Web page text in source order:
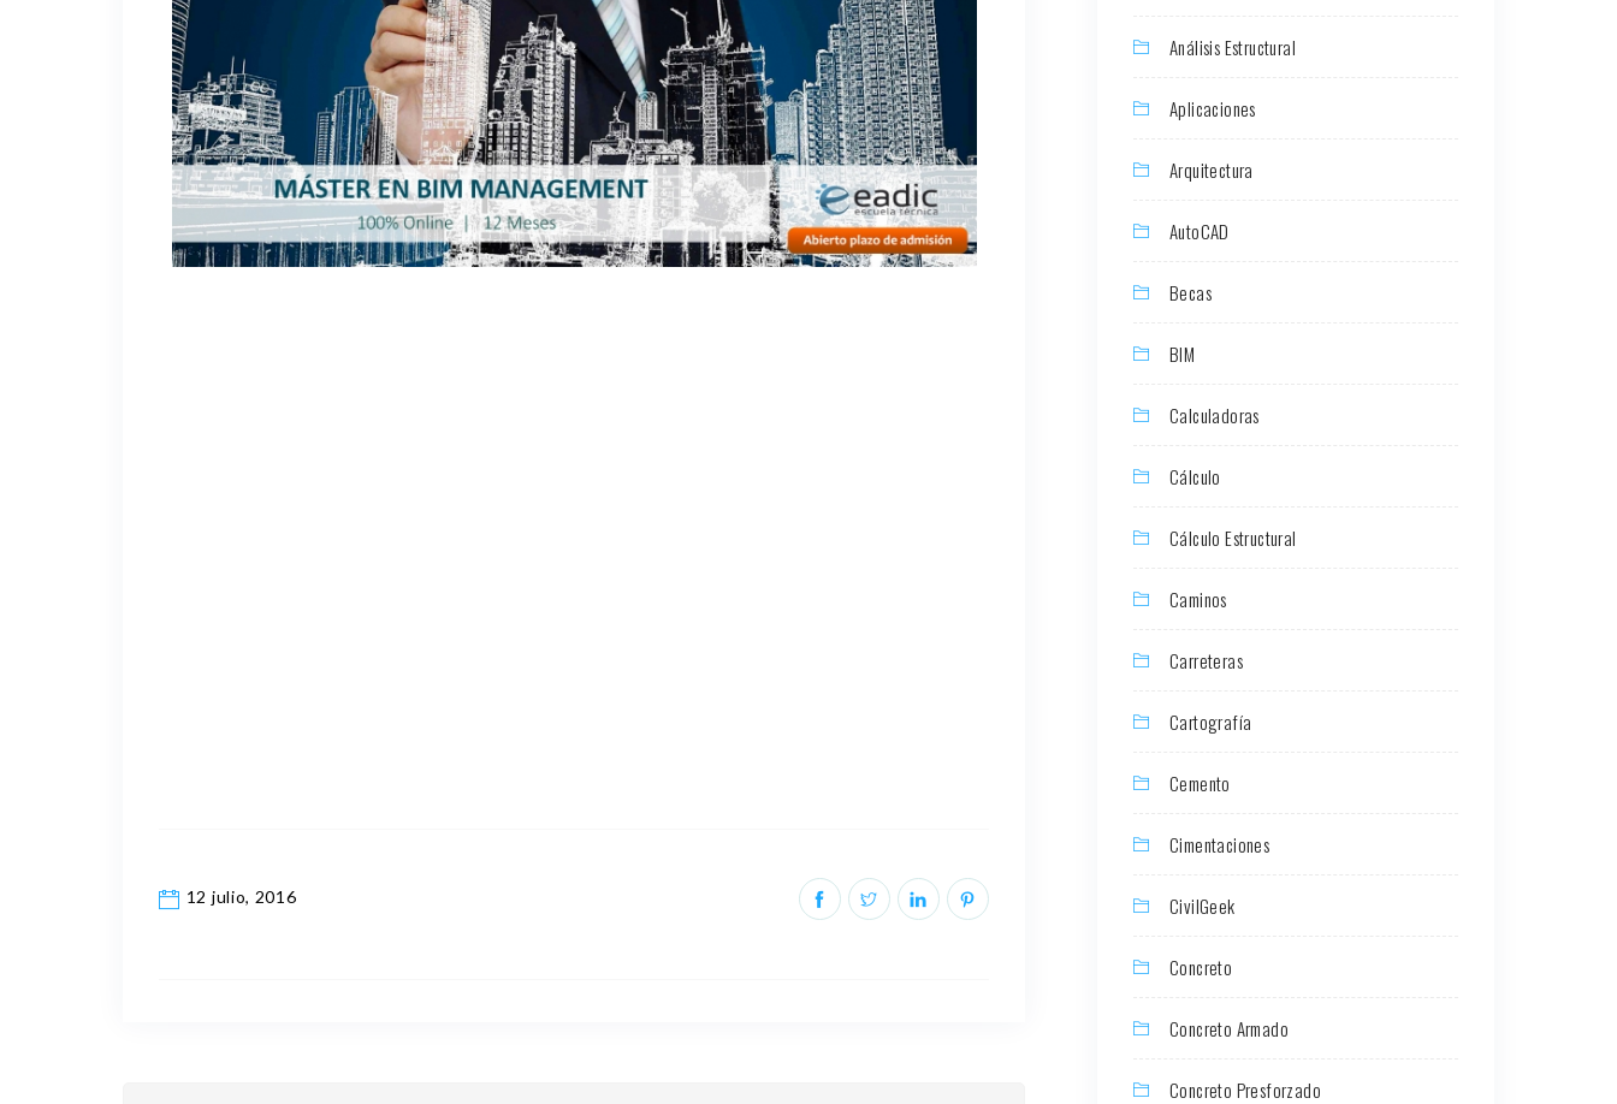
12 julio, 2016
Análisis Estructural
Aplicaciones
Arquitectura
AutoCAD
Becas
BIM
Calculadoras
Cálculo
Cálculo Estructural
Caminos
Carreteras
Cartografía
Cemento
Cimentaciones
CivilGeek
Concreto
Concreto Armado
Concreto Presforzado